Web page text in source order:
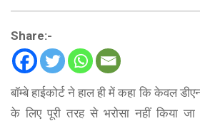
Share:-
बॉम्बे हाईकोर्ट ने हाल ही में कहा कि केवल
के लिए पूरी तरह से भरोसा नहीं किया